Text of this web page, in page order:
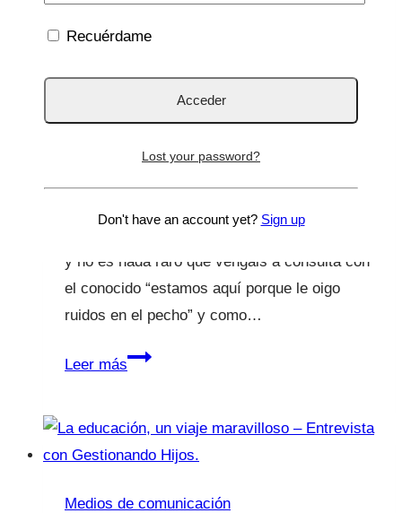
RESPIRATORIO
y no es nada raro que vengáis a consulta con
el conocido “estamos aquí porque le oigo
ruidos en el pecho” y como…
Leer másMi
mocos
en
Medios de comunicación
Recuérdame
Lost your password?
Don't have an account yet? Sign up